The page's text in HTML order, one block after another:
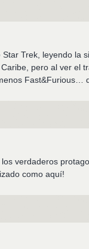
Trek, leyendo la
pero al ver el
Fast&Furious…
verdaderos
como aquí!